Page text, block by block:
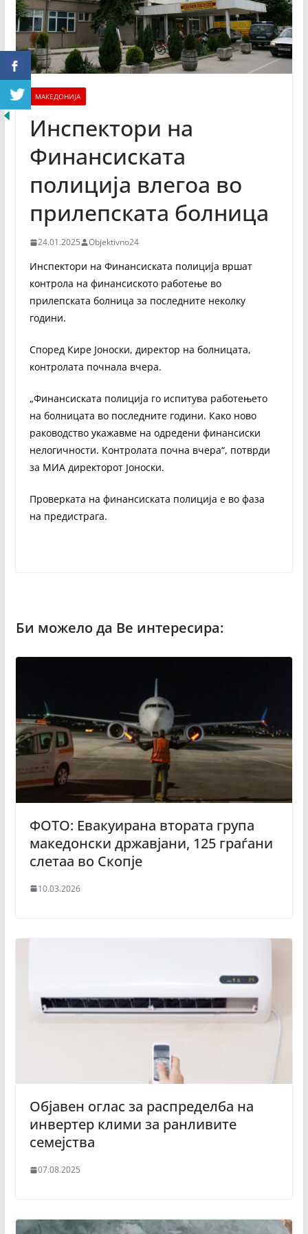
МАКЕДОНИЈА
Инспектори на
Финансиската
полиција влегоа во
прилепската болница
24.01.2025 Objektivno24
Инспектори на Финансиската полиција вршат
контрола на финансиското работење во
прилепската болница за последните неколку
години.
Според Кире Јоноски, директор на болницата,
контролата почнала вчера.
„Финансиската полиција го испитува работењето
на болницата во последните години. Како ново
раководство укажавме на одредени финансиски
нелогичности. Контролата почна вчера“, потврди
за МИА директорот Јоноски.
Проверката на финансиската полиција е во фаза
на предистрага.
ФОТО: Евакуирана втората група
македонски државјани, 125 граѓани
слетаа во Скопје
10.03.2026
Објавен оглас за распределба на
инвертер клими за ранливите
семејства
07.08.2025